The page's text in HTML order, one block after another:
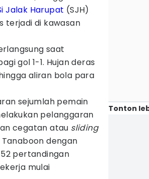
Jalak Harupat (SJH)
terjadi di kawasan
saat
gol 1-1. Hujan deras
aliran bola para
sejumlah pemain
pelanggaran
cegatan atau sliding
dengan
pertandingan
mulai
Tonton